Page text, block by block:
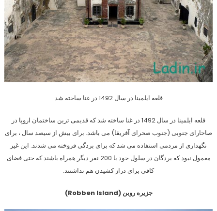
قلعه ایلمینا در سال 1492 در غنا ساخته شد
قلعه ایلمینا در سال 1492 در غنا ساخته شد که قدیمی ترین ساختمان اروپا در
صاحارای جنوبی (جنوب صحرای آفریقا) می باشد. برای بیش از سیصد سال ، برای
نگهداری از مردمی استفاده می شد که برای بردگی فروخته می شدند. این غیر
معمول نبود که بردگان در سلول خود با 200 نفر دیگر همراه باشند که حتی فضای
کافی برای دراز کشیدن هم نداشتند.
جزیره روبن (Robben Island)